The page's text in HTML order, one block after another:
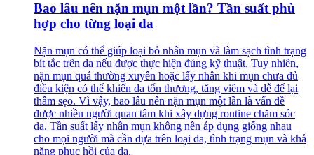
Bao lâu nên nặn mụn một lần? Tần suất phù
hợp cho từng loại da
Nặn mụn có thể giúp loại bỏ nhân mụn và làm sạch tình trạng
bít tắc trên da nếu được thực hiện đúng kỹ thuật. Tuy nhiên,
nặn mụn quá thường xuyên hoặc lấy nhân khi mụn chưa đủ
điều kiện có thể khiến da tổn thương, tăng viêm và dễ để lại
thâm sẹo. Vì vậy, bao lâu nên nặn mụn một lần là vấn đề
được nhiều người quan tâm khi xây dựng routine chăm sóc
da. Tần suất lấy nhân mụn không nên áp dụng giống nhau
cho mọi người mà cần dựa trên loại da, tình trạng mụn và khả
năng phục hồi của da.